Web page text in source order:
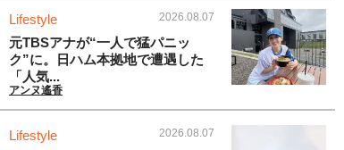
Lifestyle 2026.08.07
元TBSアナが“一人で猛パニッ
ク”に。日ハム本拠地で遭遇した
「人気...
アンヌ遙香
Lifestyle 2026.08.07